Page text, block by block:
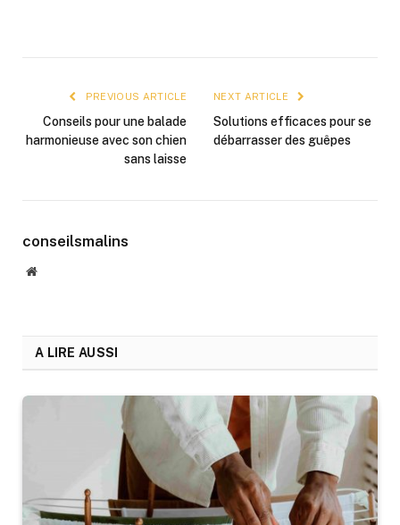
PREVIOUS ARTICLE
Conseils pour une balade
harmonieuse avec son chien
sans laisse
NEXT ARTICLE
Solutions efficaces pour se
débarrasser des guêpes
conseilsmalins
Website
A LIRE AUSSI